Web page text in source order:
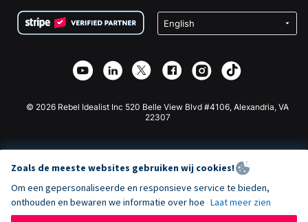
Privacy
Affiliate Partnerschap
Goede Doelen Fondsenwerving
Wix Donatie Plugin
Webflow Donatie App
Joomla Donatie
© 2026 Rebel Idealist Inc 520 Belle View Blvd #4106, Alexandria, VA
22307
Zoals de meeste websites gebruiken wij cookies!
Om een gepersonaliseerde en responsieve service te bieden,
onthouden en bewaren we informatie over hoe Laat meer zien